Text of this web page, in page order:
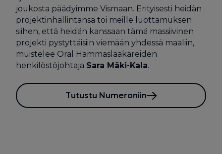
joukosta päädyimme Vismaan. Erityisesti heidän
projektinhallintansa toi meille luottamuksen
siihen, että heidän kanssaan tämä massiivinen
projekti pystyttäisiin viemään yhdessä maaliin,
muistelee Oral Hammaslääkäreiden
henkilöstöjohtaja Sara Mäki-Kala.
Tutustu Numeroniin